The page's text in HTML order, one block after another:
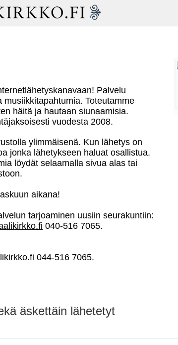
Palvelu
Toteutamme
häitä ja hautaan siunaamisia.
vuodesta 2008.
ylimmäisenä. Kun lähetys on
jonka lähetykseen haluat osallistua.
löydät selaamalla sivua alas tai
aikana!
tarjoaminen uusiin seurakuntiin:
040-516 7065.
044-516 7065.
äskettäin lähetetyt